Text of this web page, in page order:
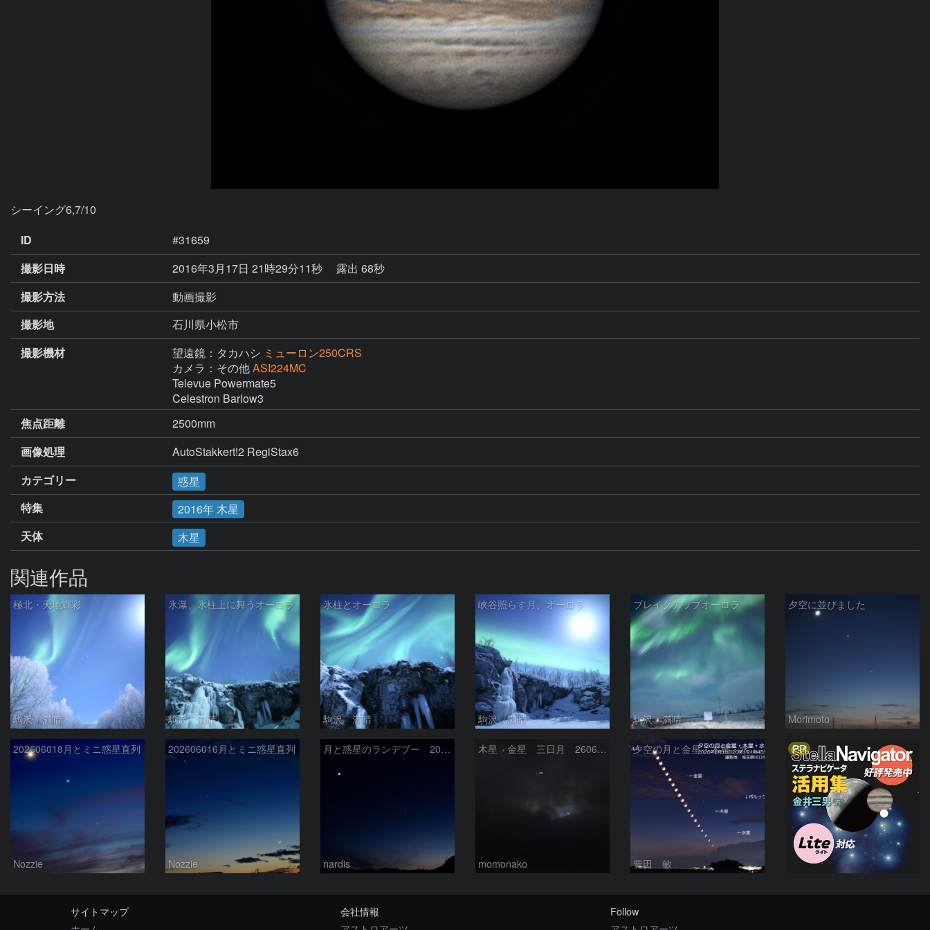
シーイング6,7/10
ID
#31659
撮影日時
2016年3月17日 21時29分11秒
露出 68秒
撮影方法
動画撮影
撮影地
石川県小松市
撮影機材
望遠鏡：タカハシ ミューロン250CRS
カメラ：その他ASI224MC
Televue Powermate5
Celestron Barlow3
焦点距離
2500mm
画像処理
AutoStakkert!2 RegiStax6
カテゴリー
惑星
特集
2016年 木星
天体
木星
関連作品
極北・天地輝彩
駒沢 満晴
氷瀑、氷柱上に舞うオーロラ
駒沢 満晴
氷柱とオーロラ
駒沢 満晴
峡谷照らす月、オーロラ
駒沢 満晴
ブレイクアップオーロラ
駒沢 満晴
夕空に並びました
Morimoto
202606018月とミニ惑星直列
Nozzie
202606016月とミニ惑星直列
Nozzie
月と惑星のランデブー 2026/06/19
nardis
木星 金星 三日月 260618
momonako
夕空の月と金星・木星・水星の接近 2026/6/18
豊田 敏
PR
サイトマップ
会社情報
Follow